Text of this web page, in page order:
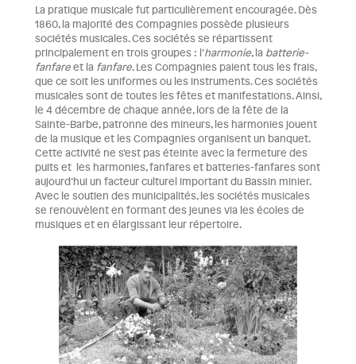
La pratique musicale fut particulièrement encouragée. Dès
1860, la majorité des Compagnies possède plusieurs
sociétés musicales. Ces sociétés se répartissent
principalement en trois groupes : l’harmonie, la batterie-
fanfareet la fanfare. Les Compagnies paient tous les frais,
que ce soit les uniformes ou les instruments. Ces sociétés
musicales sont de toutes les fêtes et manifestations. Ainsi,
le 4 décembre de chaque année, lors de la fête de la
Sainte-Barbe, patronne des mineurs, les harmonies jouent
de la musique et les Compagnies organisent un banquet.
Cette activité ne s’est pas éteinte avec la fermeture des
puits et les harmonies, fanfares et batteries-fanfares sont
aujourd’hui un facteur culturel important du Bassin minier.
Avec le soutien des municipalités, les sociétés musicales
se renouvèlent en formant des jeunes via les écoles de
musiques et en élargissant leur répertoire.